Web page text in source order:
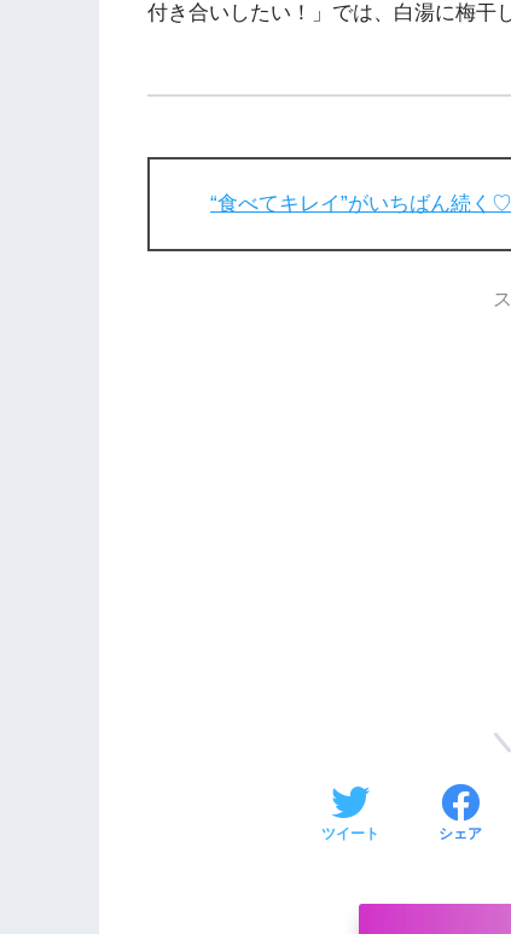
付き合いしたい！」では、白湯に梅干
“食べてキレイ”がいちばん続く
ツイート シェア